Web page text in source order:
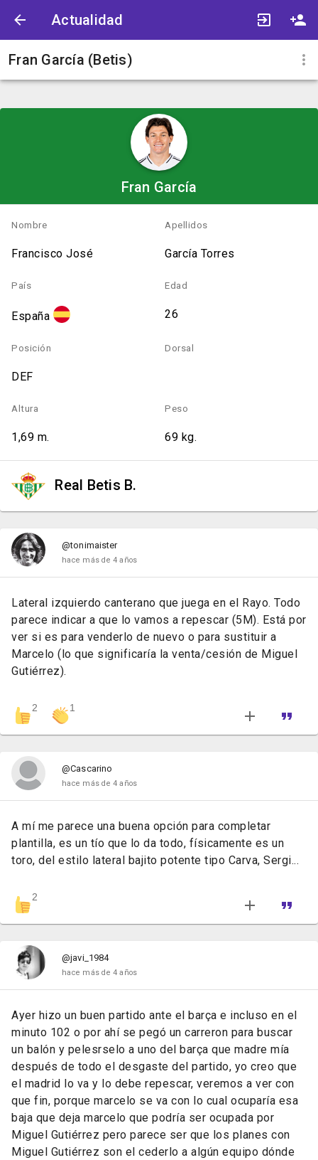
Actualidad
Fran García (Betis)
Fran García
Nombre
Francisco José
Apellidos
García Torres
País
España
Edad
26
Posición
DEF
Dorsal
Altura
1,69 m.
Peso
69 kg.
Real Betis B.
@tonimaister
hace más de 4 años
Lateral izquierdo canterano que juega en el Rayo. Todo
parece indicar a que lo vamos a repescar (5M). Está por
ver si es para venderlo de nuevo o para sustituir a
Marcelo (lo que significaría la venta/cesión de Miguel
Gutiérrez).
2 1
@Cascarino
hace más de 4 años
A mí me parece una buena opción para completar
plantilla, es un tío que lo da todo, físicamente es un
toro, del estilo lateral bajito potente tipo Carva, Sergi...
2
@javi_1984
hace más de 4 años
Ayer hizo un buen partido ante el barça e incluso en el
minuto 102 o por ahí se pegó un carreron para buscar
un balón y pelesrselo a uno del barça que madre mía
después de todo el desgaste del partido, yo creo que
el madrid lo va y lo debe repescar, veremos a ver con
que fin, porque marcelo se va con lo cual ocuparía esa
baja que deja marcelo que podría ser ocupada por
Miguel Gutiérrez pero parece ser que los planes con
Miguel Gutiérrez son el cederlo a algún equipo dónde